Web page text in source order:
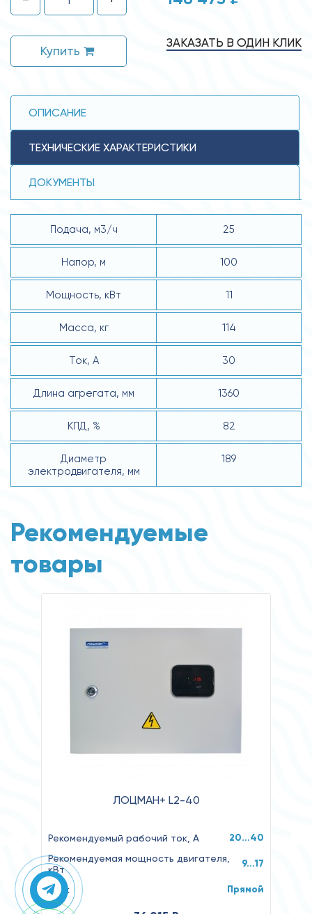
Купить
ЗАКАЗАТЬ В ОДИН КЛИК
ОПИСАНИЕ
ТЕХНИЧЕСКИЕ ХАРАКТЕРИСТИКИ
ДОКУМЕНТЫ
Подача, м3/ч 25
Напор, м 100
Мощность, кВт 11
Масса, кг 114
Ток, А 30
Длина агрегата, мм 1360
КПД, % 82
Диаметр
электродвигателя, мм
189
Рекомендуемые
товары
ЛОЦМАН+ L2-40
Рекомендуемый рабочий ток, А 20…40
Рекомендуемая мощность двигателя,
кВт
9...17
Пуск Прямой